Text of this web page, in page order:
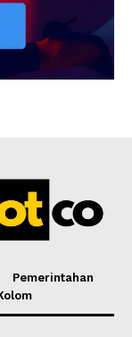
Pemerintahan